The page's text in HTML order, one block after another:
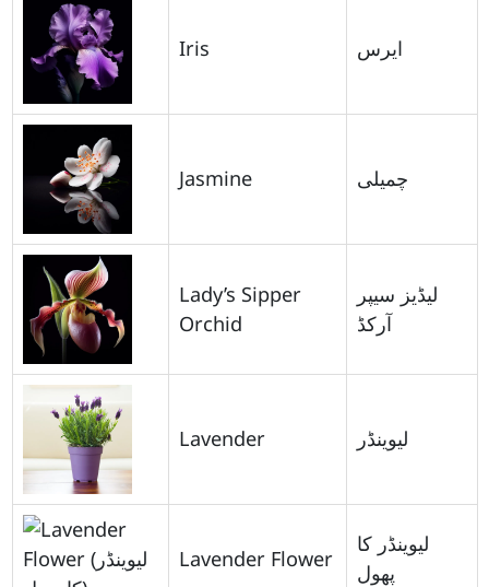
Iris ایرس
Jasmine چمیلی
Lady’s Sipper
Orchid
لیڈیز سیپر
آرکڈ
Lavender لیوینڈر
Lavender Flower
لیوینڈر کا
پھول